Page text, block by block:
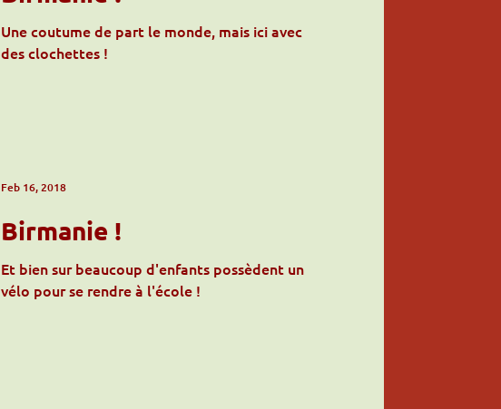
Une coutume de part le monde, mais ici avec
des clochettes !
Birmanie !
Et bien sur beaucoup d'enfants possèdent un
vélo pour se rendre à l'école !
Feb 16, 2018